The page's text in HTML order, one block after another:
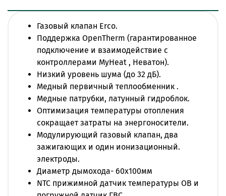
расширительный бак.
Автоматический воздухоотводчик.
предохранительный клапан 3 бар, кран
заполнения и кран слива.
Автоматический бай-пасс, фильтр на входе
холодной воды.
Два режима отопления (радиаторы: или теплый
пол).
Возможность работы котлов в режиме
сбережения энергии, возможность настройки
разницы температуры отопительной воды.
Цифровая индикация кодов неисправности.
Функция антизамерзания системы отопления,
функция "Anti Frost" (при понижении
температуры теплоносителя , котел
Газовый клапан Erco.
Поддержка OpenTherm (гарантированное
подключение и взаимодействие с
контроллерами MyHeat , Неватон).
Низкий уровень шума (до 32 дБ).
Медный первичный теплообменник .
Медные патрубки, латунный гидроблок.
Оптимизация температуры отопления
сокращает затраты на энергоносители.
Модулирующий газовый клапан, два
зажигающих и один ионизационный.
электроды.
Диаметр дымохода- 60х100мм
NTC прижимной датчик температуры ОВ и